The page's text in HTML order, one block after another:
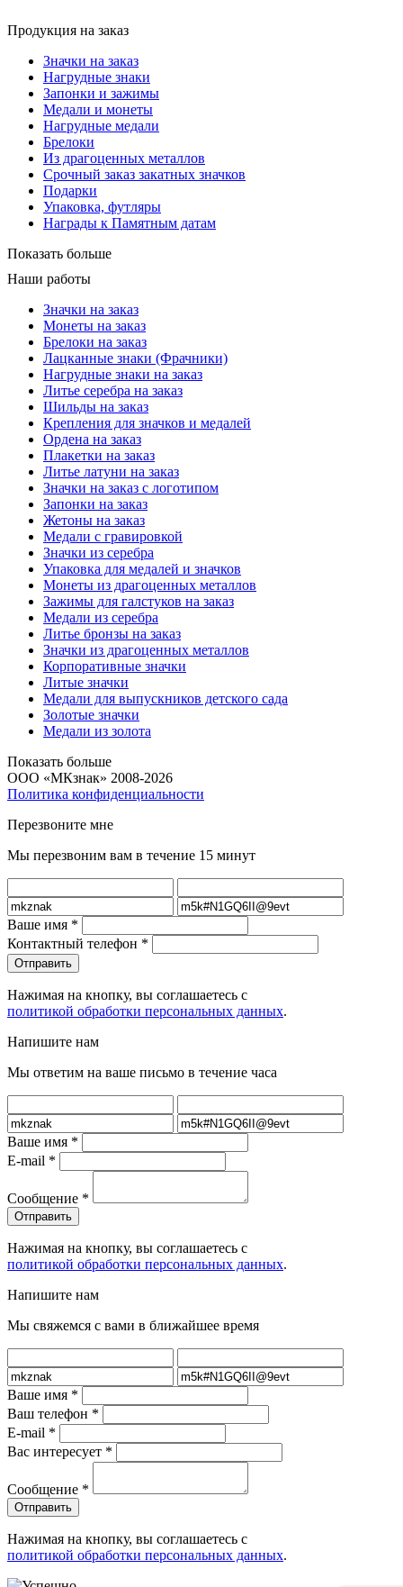
Продукция на заказ
Значки на заказ
Нагрудные знаки
Запонки и зажимы
Медали и монеты
Нагрудные медали
Брелоки
Из драгоценных металлов
Срочный заказ закатных значков
Подарки
Упаковка, футляры
Награды к Памятным датам
Показать больше
Наши работы
Значки на заказ
Монеты на заказ
Брелоки на заказ
Лацканные знаки (Фрачники)
Нагрудные знаки на заказ
Литье серебра на заказ
Шильды на заказ
Крепления для значков и медалей
Ордена на заказ
Плакетки на заказ
Литье латуни на заказ
Значки на заказ с логотипом
Запонки на заказ
Жетоны на заказ
Медали с гравировкой
Значки из серебра
Упаковка для медалей и значков
Монеты из драгоценных металлов
Зажимы для галстуков на заказ
Медали из серебра
Литье бронзы на заказ
Значки из драгоценных металлов
Корпоративные значки
Литые значки
Медали для выпускников детского сада
Золотые значки
Медали из золота
Показать больше
ООО «МКзнак» 2008-2026
Политика конфиденциальности
Перезвоните мне
Мы перезвоним вам в течение 15 минут
Ваше имя *
Контактный телефон *
Нажимая на кнопку, вы соглашаетесь с
политикой обработки персональных данных.
Напишите нам
Мы ответим на ваше письмо в течение часа
Ваше имя *
E-mail *
Сообщение *
Нажимая на кнопку, вы соглашаетесь с
политикой обработки персональных данных.
Напишите нам
Мы свяжемся с вами в ближайшее время
Ваше имя *
Ваш телефон *
E-mail *
Вас интересует *
Сообщение *
Нажимая на кнопку, вы соглашаетесь с
политикой обработки персональных данных.